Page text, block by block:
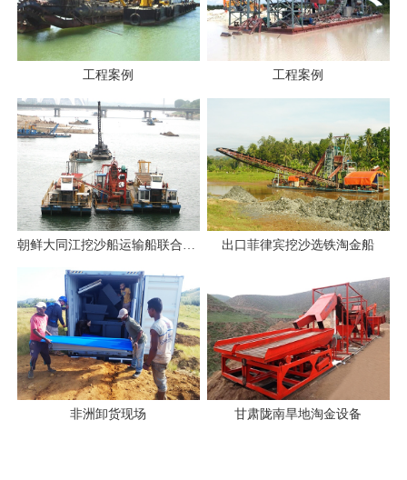
工程案例 工程案例
出口菲律宾挖沙选铁淘金船
非洲卸货现场 甘肃陇南旱地淘金设备